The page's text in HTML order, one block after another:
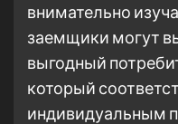
внимательно
заемщики могут
выгодный
который
индивидуальным